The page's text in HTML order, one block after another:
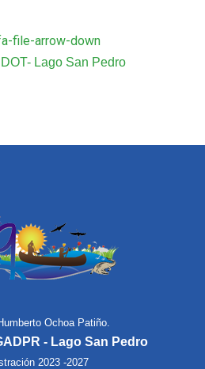
file-arrow-down
Lago San Pedro
Ochoa Patiño.
- Lago San Pedro
2023 -2027